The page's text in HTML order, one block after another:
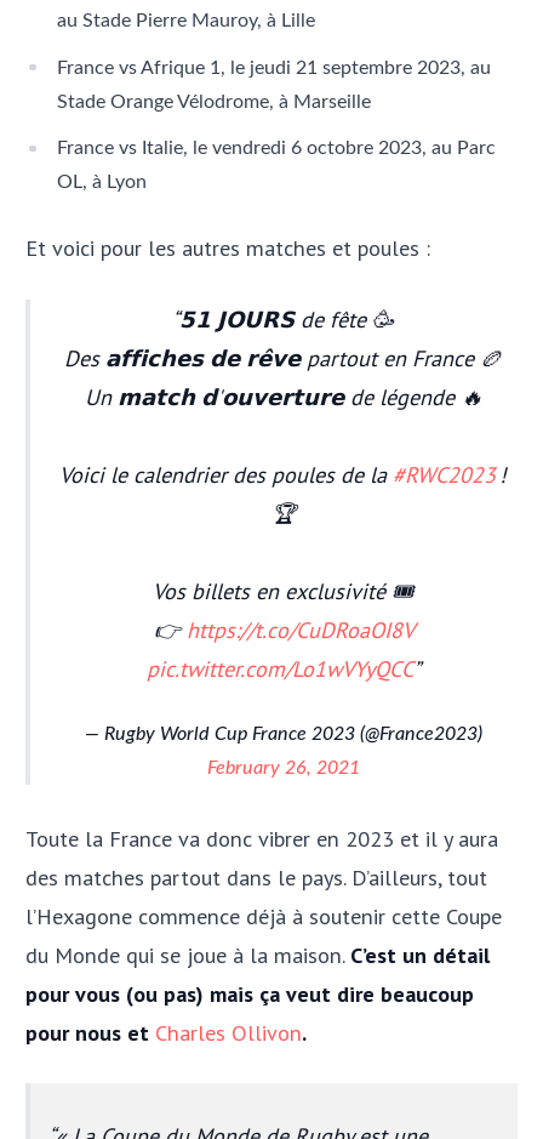
au Stade Pierre Mauroy, à Lille
France vs Afrique 1, le jeudi 21 septembre 2023, au
Stade Orange Vélodrome, à Marseille
France vs Italie, le vendredi 6 octobre 2023, au Parc
OL, à Lyon
Et voici pour les autres matches et poules :
𝟱𝟭 𝗝𝗢𝗨𝗥𝗦 de fête 🥳
Des 𝗮𝗳𝗳𝗶𝗰𝗵𝗲𝘀 𝗱𝗲 𝗿𝗲̂𝘃𝗲 partout en France 🏉
Un 𝗺𝗮𝘁𝗰𝗵 𝗱'𝗼𝘂𝘃𝗲𝗿𝘁𝘂𝗿𝗲 de légende 🔥
Voici le calendrier des poules de la #RWC2023!
🏆
Vos billets en exclusivité 🎟️
👉https://t.co/CuDRoaOI8V
pic.twitter.com/Lo1wVYyQCC
— Rugby World Cup France 2023 (@France2023)
February 26, 2021
Toute la France va donc vibrer en 2023 et il y aura
des matches partout dans le pays. D’ailleurs, tout
l’Hexagone commence déjà à soutenir cette Coupe
du Monde qui se joue à la maison. C’est un détail
pour vous (ou pas) mais ça veut dire beaucoup
pour nous et Charles Ollivon.